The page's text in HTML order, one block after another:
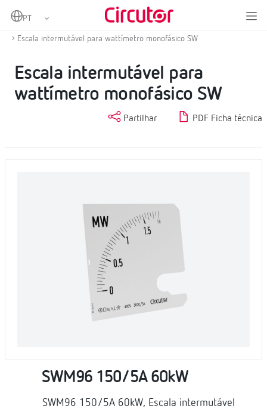
Home
Escala intermutável para wattímetro monofásico SW
Escala intermutável para
wattímetro monofásico SW
Partilhar PDF Ficha técnica
SWM96 150/5A 60kW
SWM96 150/5A 60kW, Escala intermutável